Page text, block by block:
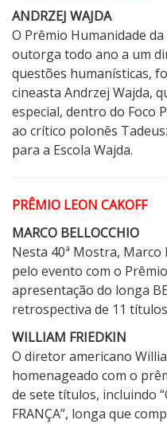
ANDRZEJ WAJDA
O Prêmio Humanidade
outorga todo ano a um
questões humanísticas,
cineasta Andrzej Wajda,
especial, dentro do Foco
ao crítico polonês
para a Escola Wajda.
PRÊMIO LEON CAKOFF
MARCO BELLOCCHIO
Nesta 40ª Mostra,
pelo evento com o
apresentação do longa
retrospectiva de 11
WILLIAM FRIEDKIN
O diretor americano
homenageado com o
de sete títulos, incluindo
FRANÇA”, longa que